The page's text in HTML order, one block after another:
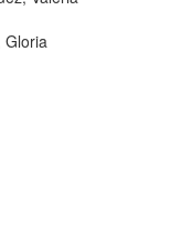
Gloria